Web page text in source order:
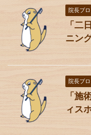
院長ブ
「二
ニン
院長ブ
「施
ィス